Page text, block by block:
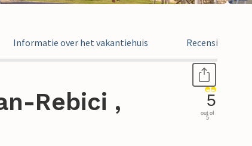
Informatie over het vakantiehuis Recensies
Rebici ,
5
out of
5